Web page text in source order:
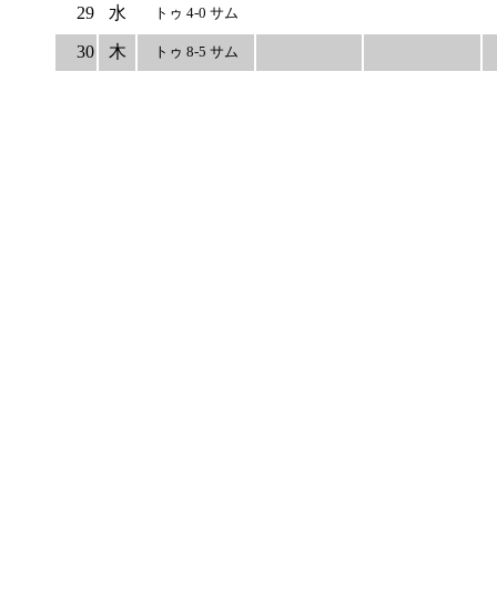
29 水 トゥ 4-0 サム
30 木 トゥ 8-5 サム